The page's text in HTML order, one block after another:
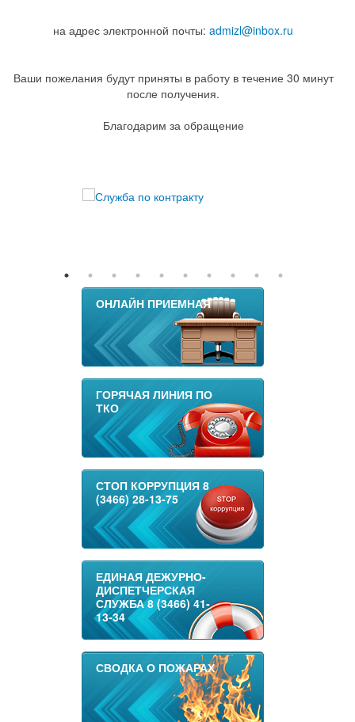
на адрес электронной почты: admizl@inbox.ru
Ваши пожелания будут приняты в работу в течение 30 минут
после получения.
Благодарим за обращение
ОНЛАЙН ПРИЕМНАЯ
ГОРЯЧАЯ ЛИНИЯ ПО
ТКО
СТОП КОРРУПЦИЯ 8
(3466) 28-13-75
ЕДИНАЯ ДЕЖУРНО-
ДИСПЕТЧЕРСКАЯ
СЛУЖБА 8 (3466) 41-
13-34
СВОДКА О ПОЖАРАХ